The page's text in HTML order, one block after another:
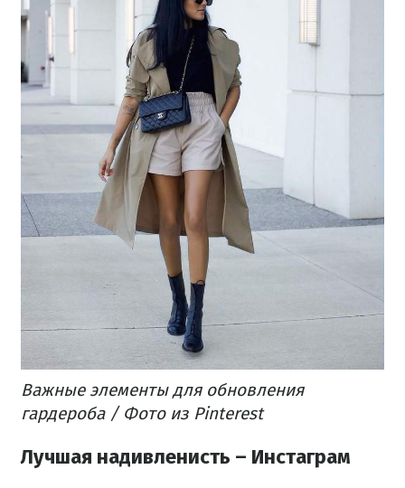
Важные элементы для обновления
гардероба / Фото из Pinterest
Лучшая надивленисть – Инстаграм